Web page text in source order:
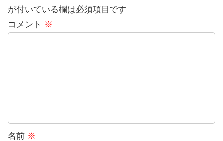
が付いている欄は必須項目です
コメント ※
名前 ※